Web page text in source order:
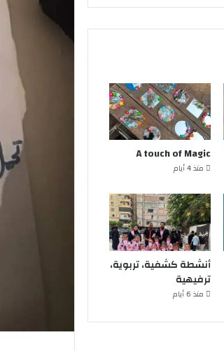
A touch of Magic
منذ 4 أيام
أنشطة كشفية، تربوية،
ترفيهية
منذ 6 أيام